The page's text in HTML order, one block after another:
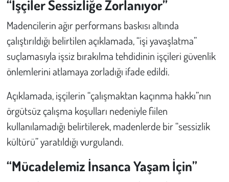
“İşçiler Sessizliğe Zorlanıyor”
Madencilerin ağır performans baskısı altında
çalıştırıldığı belirtilen açıklamada, “işi yavaşlatma”
suçlamasıyla işsiz bırakılma tehdidinin işçileri güvenlik
önlemlerini atlamaya zorladığı ifade edildi.
Açıklamada, işçilerin “çalışmaktan kaçınma hakkı”nın
örgütsüz çalışma koşulları nedeniyle fiilen
kullanılamadığı belirtilerek, madenlerde bir “sessizlik
kültürü” yaratıldığı vurgulandı.
“Mücadelemiz İnsanca Yaşam İçin”